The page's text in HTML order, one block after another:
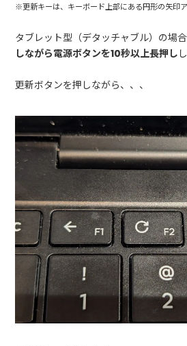
※更新キーは、キーボード上部にある円形の矢印ア
タブレット型（デタッチャブル）の場合
しながら電源ボタンを10秒以上長押し
更新ボタンを押しながら、、、